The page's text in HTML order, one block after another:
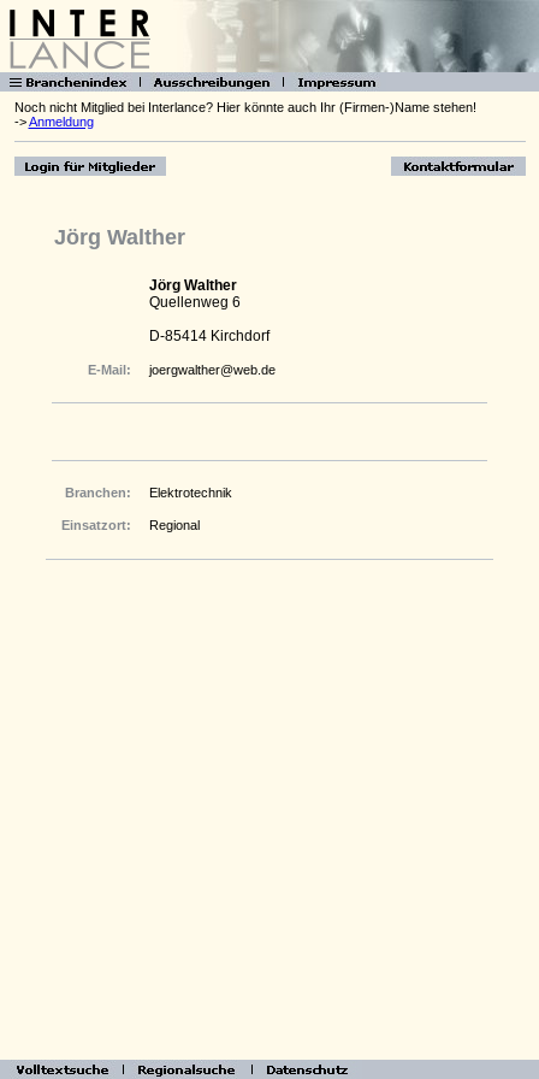
Noch nicht Mitglied bei Interlance? Hier könnte auch Ihr (Firmen-)Name stehen!
->Anmeldung
Jörg Walther
Jörg Walther
Quellenweg 6
D-85414 Kirchdorf
E-Mail: joergwalther@web.de
Branchen: Elektrotechnik
Einsatzort: Regional